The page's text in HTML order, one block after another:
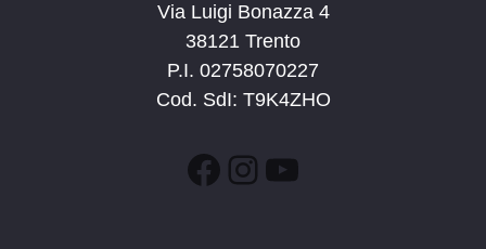
Via Luigi Bonazza 4
38121 Trento
P.I. 02758070227
Cod. SdI: T9K4ZHO
Facebook
Instagram
YouTube